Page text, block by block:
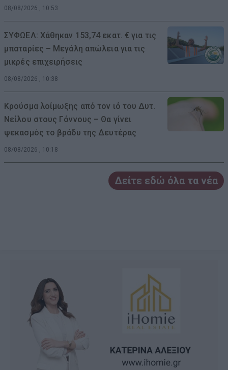
08/08/2026 , 10:53
ΣΥΦΩΕΛ: Χάθηκαν 153,74 εκατ. € για τις
μπαταρίες – Μεγάλη απώλεια για τις
μικρές επιχειρήσεις
08/08/2026 , 10:38
Κρούσμα λοίμωξης από τον ιό του Δυτ.
Νείλου στους Γόννους – Θα γίνει
ψεκασμός το βράδυ της Δευτέρας
08/08/2026 , 10:18
Δείτε εδώ όλα τα νέα